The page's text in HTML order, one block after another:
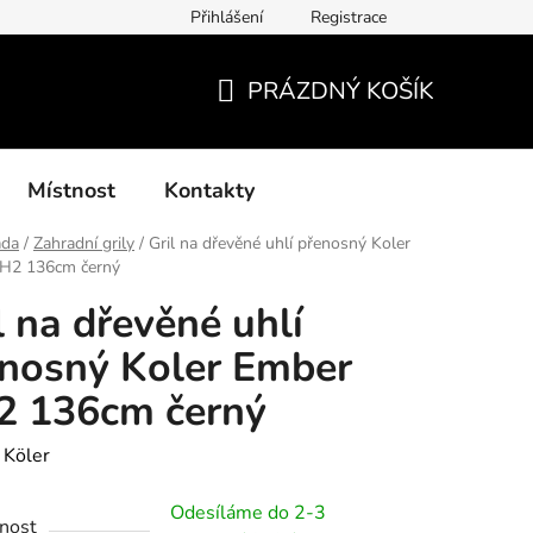
podmínky, způsoby platby, doba zpracování Platby GoPay
Přihlášení Registrace
KOŠÍK
PRÁZDNÝ KOŠÍK
Místnost Kontakty
/ Zahradní grily / Gril na dřevěné uhlí přenosný Koler
136cm černý
na dřevěné uhlí
Koler Ember
136cm černý
Köler
Odesíláme do 2-3